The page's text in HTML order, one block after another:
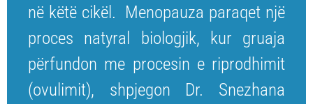
në këtë cikël. Menopauza paraqet një
proces natyral biologjik, kur gruaja
përfundon me procesin e riprodhimit
(ovulimit), shpjegon Dr. Snezhana